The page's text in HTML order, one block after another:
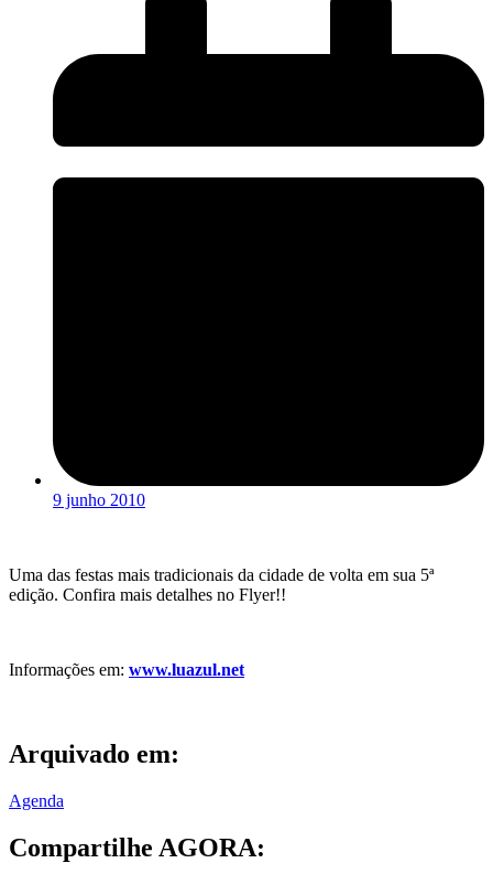
9 junho 2010
Uma das festas mais tradicionais da cidade de volta em sua 5ª
edição. Confira mais detalhes no Flyer!!
Informações em: www.luazul.net
Arquivado em:
Agenda
Compartilhe AGORA: